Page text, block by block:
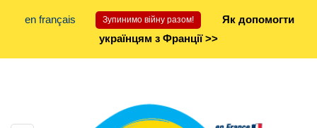
en français Зупинимо війну разом!
Як допомогти
українцям з Франції >>